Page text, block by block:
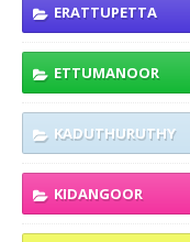
ERATTUPETTA
ETTUMANOOR
KADUTHURUTHY
KIDANGOOR